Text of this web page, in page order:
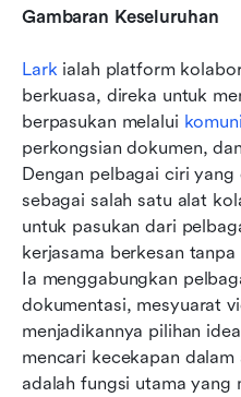
Gambaran Keseluruhan
Lark ialah platform
berkuasa, direka untuk
berpasukan melalui
perkongsian dokumen,
Dengan pelbagai ciri
sebagai salah satu alat
untuk pasukan dari
kerjasama berkesan
Ia menggabungkan
dokumentasi, mesyuarat
menjadikannya pilihan
mencari kecekapan
adalah fungsi utama yang